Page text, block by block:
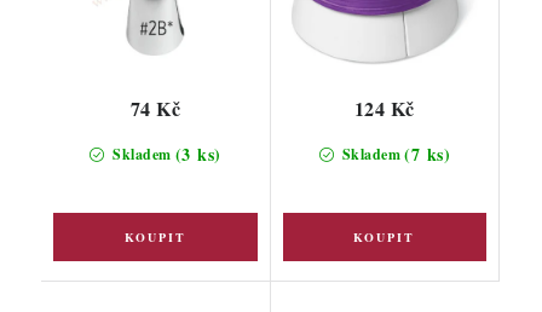
Skladem (3 ks)
74 Kč
Skladem(7 ks)
124 Kč